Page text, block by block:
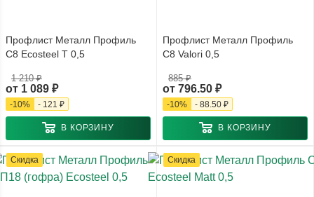
Профлист Металл Профиль
С8 Ecosteel T 0,5
от 1 089 ₽
1 210 ₽
-10% - 121 ₽
В КОРЗИНУ
Профлист Металл Профиль
С8 Valori 0,5
от 796.50 ₽
885 ₽
-10% - 88.50 ₽
В КОРЗИНУ
Скидка Скидка